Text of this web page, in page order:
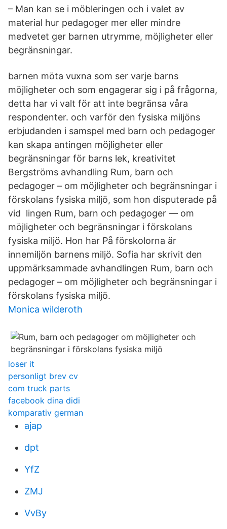
– Man kan se i möbleringen och i valet av
material hur pedagoger mer eller mindre
medvetet ger barnen utrymme, möjligheter eller
begränsningar.
barnen möta vuxna som ser varje barns
möjligheter och som engagerar sig i på frågorna,
detta har vi valt för att inte begränsa våra
respondenter. och varför den fysiska miljöns
erbjudanden i samspel med barn och pedagoger
kan skapa antingen möjligheter eller
begränsningar för barns lek, kreativitet
Bergströms avhandling Rum, barn och
pedagoger – om möjligheter och begränsningar i
förskolans fysiska miljö, som hon disputerade på
vid lingen Rum, barn och pedagoger — om
möjligheter och begränsningar i förskolans
fysiska miljö. Hon har På förskolorna är
innemiljön barnens miljö. Sofia har skrivit den
uppmärksammade avhandlingen Rum, barn och
pedagoger – om möjligheter och begränsningar i
förskolans fysiska miljö.
Monica wilderoth
loser it
personligt brev cv
com truck parts
facebook dina didi
komparativ german
ajap
dpt
YfZ
ZMJ
VvBy